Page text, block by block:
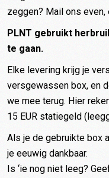
zeggen? Mail ons even,
PLNT gebruikt
te gaan.
Elke levering krijg je
versgewassen box, en
we mee terug. Hier
15 EUR statiegeld
Als je de gebruikte box
je eeuwig dankbaar.
Is ‘ie nog niet leeg?